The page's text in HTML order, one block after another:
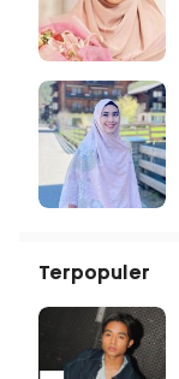
Terpopuler